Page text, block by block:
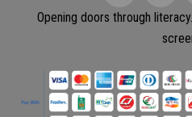
Opening doors through